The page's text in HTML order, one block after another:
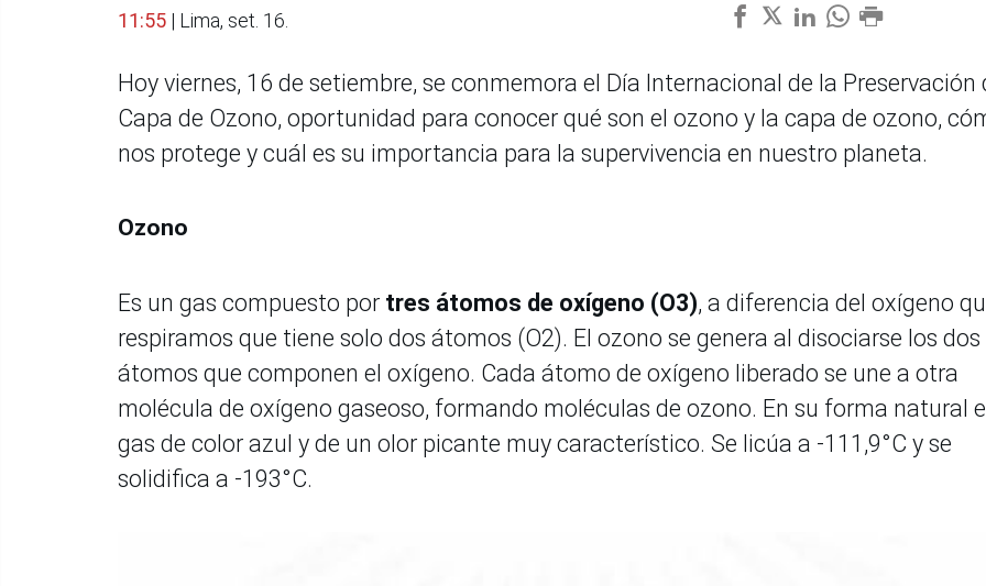
11:55 | Lima, set. 16.
Hoy viernes, 16 de setiembre, se conmemora el Día Internacional de la Preservación
Capa de Ozono, oportunidad para conocer qué son el ozono y la capa de ozono,
nos protege y cuál es su importancia para la supervivencia en nuestro planeta.
Ozono
Es un gas compuesto por tres átomos de oxígeno (O3), a diferencia del oxígeno
respiramos que tiene solo dos átomos (O2). El ozono se genera al disociarse los dos
átomos que componen el oxígeno. Cada átomo de oxígeno liberado se une a otra
molécula de oxígeno gaseoso, formando moléculas de ozono. En su forma natural
gas de color azul y de un olor picante muy característico. Se licúa a -111,9°C y se
solidifica a -193°C.